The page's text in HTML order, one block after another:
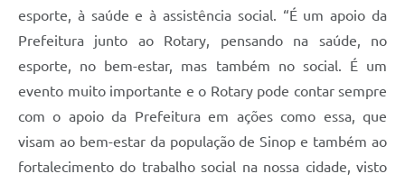
esporte, à saúde e à assistência social. “É um apoio da
Prefeitura junto ao Rotary, pensando na saúde, no
esporte, no bem-estar, mas também no social. É um
evento muito importante e o Rotary pode contar sempre
com o apoio da Prefeitura em ações como essa, que
visam ao bem-estar da população de Sinop e também ao
fortalecimento do trabalho social na nossa cidade, visto